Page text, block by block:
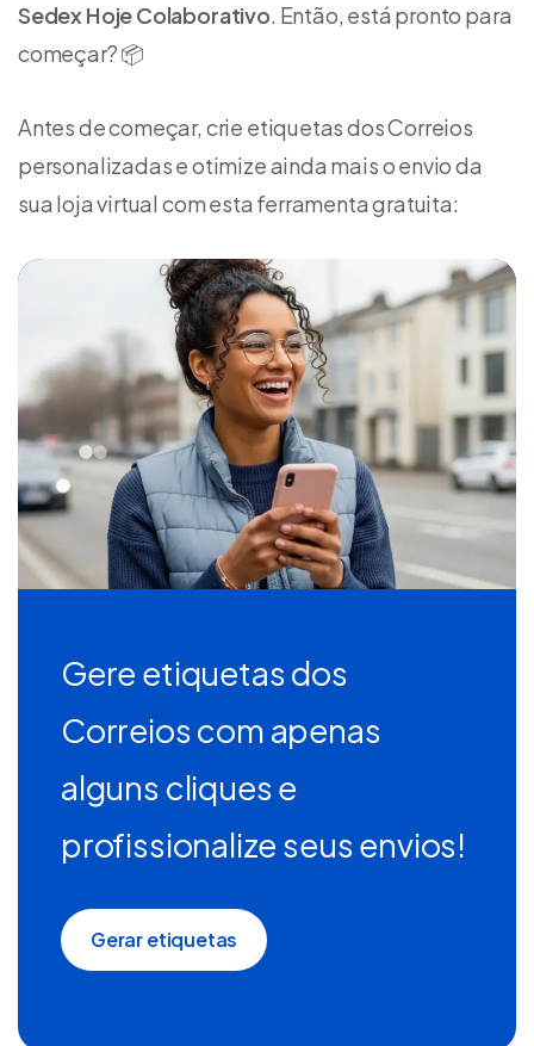
Sedex Hoje Colaborativo. Então, está pronto para
começar? 📦
Antes de começar, crie etiquetas dos Correios
personalizadas e otimize ainda mais o envio da
sua loja virtual com esta ferramenta gratuita:
Gere etiquetas dos
Correios com apenas
alguns cliques e
profissionalize seus envios!
Gerar etiquetas